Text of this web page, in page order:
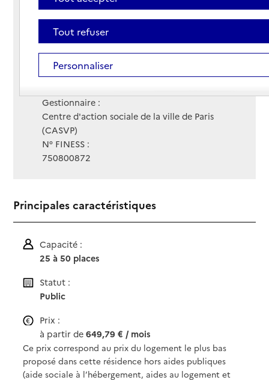
69 rue de la Glacière
75013 - Paris 13e Arrondissement
Voir itinéraire
Téléphone :
01 45 80 05 48
Contact
Contact
Gestionnaire :
Centre d'action sociale de la ville de Paris
(CASVP)
N° FINESS :
750800872
Principales caractéristiques
Capacité :
25 à 50 places
Statut :
Public
Prix :
à partir de649,79 € / mois
Ce prix correspond au prix du logement le plus bas
proposé dans cette résidence hors aides publiques
(aide sociale à l’hébergement, aides au logement et
Tout refuser
Personnaliser